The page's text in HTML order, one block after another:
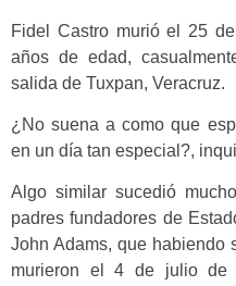
Fidel Castro murió el 25
años de edad,
salida de Tuxpan, Veracruz.
¿No suena a como que
en un día tan especial?,
Algo similar sucedió
padres fundadores de
John Adams, que habiendo
murieron el 4 de julio de